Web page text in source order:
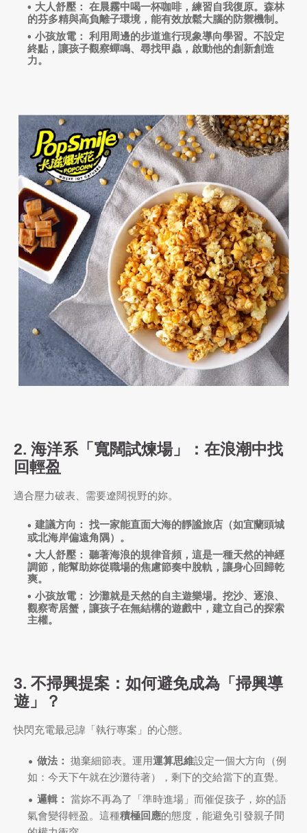
大人舒壓： 在晨霧中喝一杯咖啡，練習自我復原。森林
的芬多精與高負離子環境，能有效放鬆大腦的防禦機制。
小孩放電： 利用周邊的步道進行現象導向學習。不設定
終點，讓孩子觀察蟬鳴、尋找甲蟲，啟動他的創新創造
力。
2. 海洋系「寬闊試煉場」：在浪潮中找
回輕盈
適合壓力破表、需要遼闊視野的妳。
建議方向： 找一家能直面大海的靜謐旅店（如宜蘭頭城
或北海岸偏遠角隅）。
大人舒壓： 聽著海浪的規律音頻，這是一種天然的神經
調節 ，能幫助妳從職場的焦慮節奏中脫軌，讓身心回歸乾
爽。
小孩放電： 沙灘就是天然的自主遊樂場。挖沙、逐浪、
觀察寄居蟹，讓孩子在無結構的遊戲中，建立自己的探索
主權。
3. 不掃興提案：如何避免成為「掃興導
遊」？
快閃充電最忌諱「執行專案」的心態。
做法： 拋棄細節表。運用運算思維設定一個大方向（例
如：今天下午就在沙灘待著），剩下的交給當下的直覺。
邏輯： 當妳不再為了「準時進場」而催促孩子，妳的語
氣會變得輕盈。這種積極回應的態度，能避免引發親子間